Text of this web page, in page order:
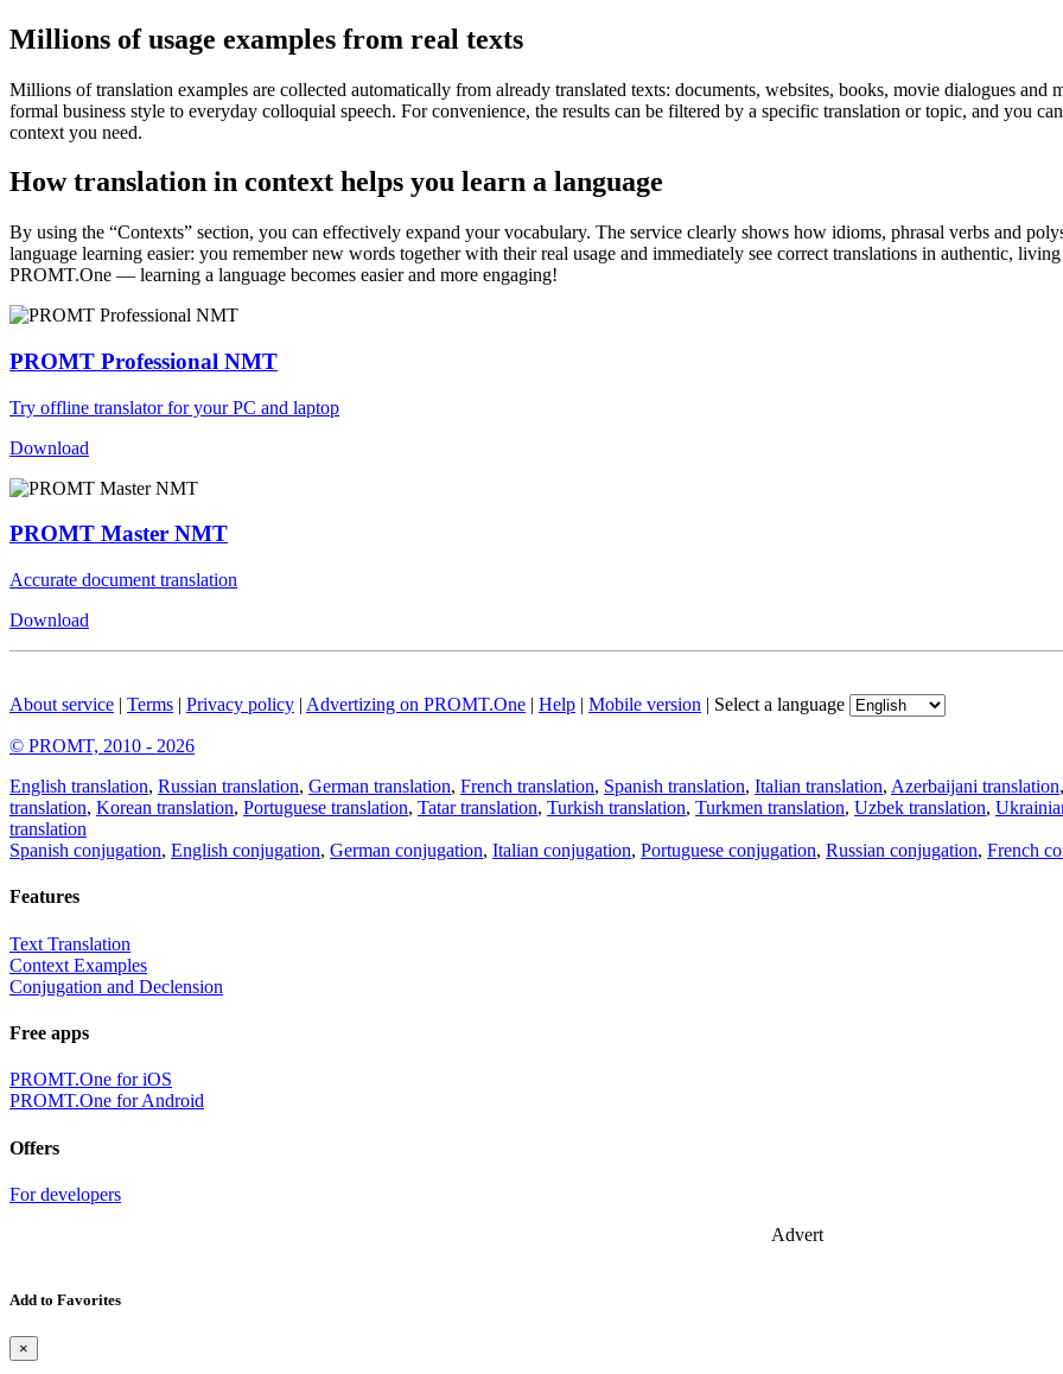
Millions of usage examples from real texts
Millions of translation examples are collected automatically from already translated texts: documents, websites, books, movie dialogues
formal business style to everyday colloquial speech. For convenience, the results can be filtered by a specific translation or topic, and you
context you need.
How translation in context helps you learn a language
By using the “Contexts” section, you can effectively expand your vocabulary. The service clearly shows how idioms, phrasal verbs and
language learning easier: you remember new words together with their real usage and immediately see correct translations in authentic,
PROMT.One — learning a language becomes easier and more engaging!
PROMT Professional NMT
Try offline translator for your PC and laptop
Download
PROMT Master NMT
Accurate document translation
Download
About service | Terms | Privacy policy | Advertizing on PROMT.One | Help | Mobile version | Select a language
© PROMT, 2010 - 2026
English translation, Russian translation, German translation, French translation, Spanish translation, Italian translation, Azerbaijani translation,
translation, Korean translation, Portuguese translation, Tatar translation, Turkish translation, Turkmen translation, Uzbek translation,
translation
Spanish conjugation, English conjugation, German conjugation, Italian conjugation, Portuguese conjugation, Russian conjugation, French
Features
Text Translation
Context Examples
Conjugation and Declension
Free apps
PROMT.One for iOS
PROMT.One for Android
Offers
For developers
Advert
Add to Favorites
×